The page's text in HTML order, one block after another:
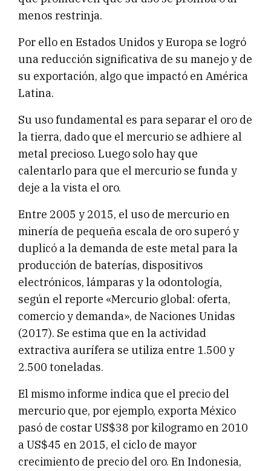
menos restrinja.
Por ello en Estados Unidos y Europa se logró
una reducción significativa de su manejo y de
su exportación, algo que impactó en América
Latina.
Su uso fundamental es para separar el oro de
la tierra, dado que el mercurio se adhiere al
metal precioso. Luego solo hay que
calentarlo para que el mercurio se funda y
deje a la vista el oro.
Entre 2005 y 2015, el uso de mercurio en
minería de pequeña escala de oro superó y
duplicó a la demanda de este metal para la
producción de baterías, dispositivos
electrónicos, lámparas y la odontología,
según el reporte «Mercurio global: oferta,
comercio y demanda», de Naciones Unidas
(2017). Se estima que en la actividad
extractiva aurífera se utiliza entre 1.500 y
2.500 toneladas.
El mismo informe indica que el precio del
mercurio que, por ejemplo, exporta México
pasó de costar US$38 por kilogramo en 2010
a US$45 en 2015, el ciclo de mayor
crecimiento de precio del oro. En Indonesia,